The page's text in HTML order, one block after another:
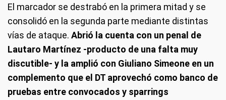
El marcador se destrabó en la primera mitad y se
consolidó en la segunda parte mediante distintas
vías de ataque. Abrió la cuenta con un penal de
Lautaro Martínez -producto de una falta muy
discutible- y la amplió con Giuliano Simeone en un
complemento que el DT aprovechó como banco de
pruebas entre convocados y sparrings